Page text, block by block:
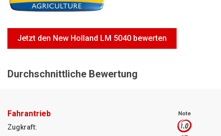
Motorsägen
Hoflader
Jetzt den New Holland LM 5040 bewerten
Durchschnittliche Bewertung
Fahrantrieb Note
Zugkraft: 1.0